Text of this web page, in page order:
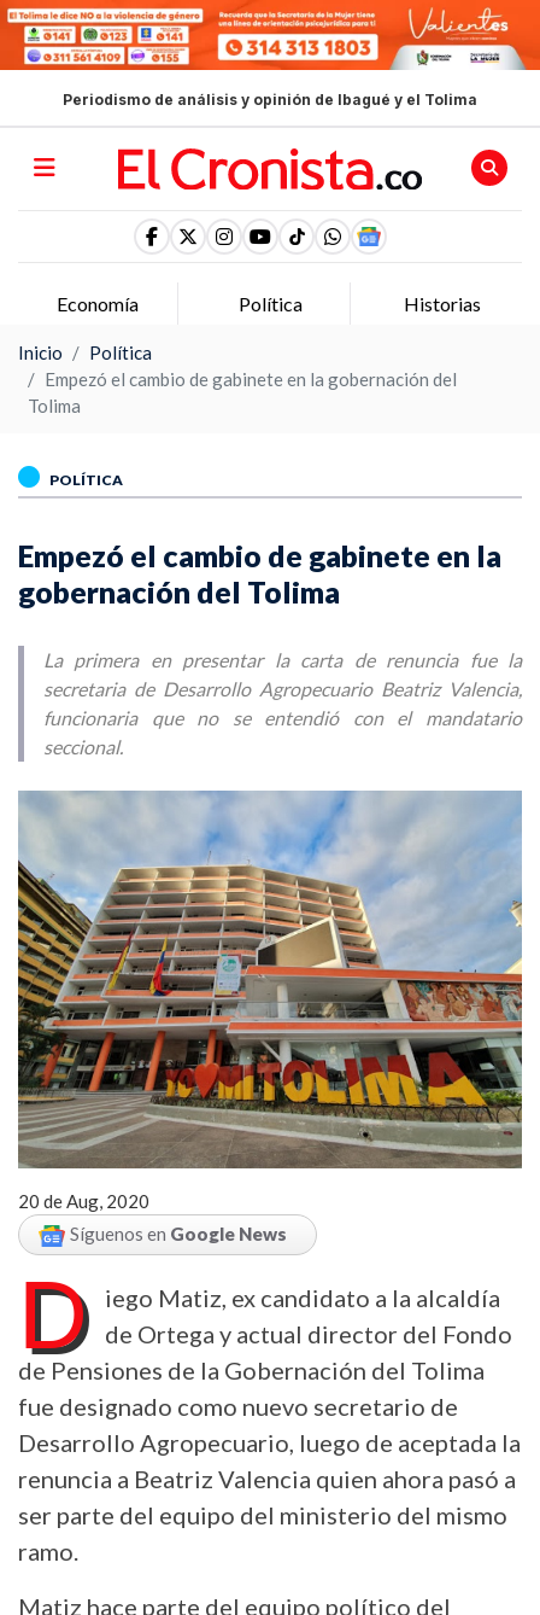
Periodismo de análisis y opinión de Ibagué y el Tolima
Economía Política Historias
Inicio
Política
Empezó el cambio de gabinete en la gobernación del
Tolima
POLÍTICA
Empezó el cambio de gabinete en la
gobernación del Tolima
La primera en presentar la carta de renuncia fue la
secretaria de Desarrollo Agropecuario Beatriz Valencia,
funcionaria que no se entendió con el mandatario
seccional.
20 de Aug, 2020
Síguenos en Google News
D
iego Matiz, ex candidato a la alcaldía
de Ortega y actual director del Fondo
de Pensiones de la Gobernación del Tolima
fue designado como nuevo secretario de
Desarrollo Agropecuario, luego de aceptada la
renuncia a Beatriz Valencia quien ahora pasó a
ser parte del equipo del ministerio del mismo
ramo.
Matiz hace parte del equipo político del